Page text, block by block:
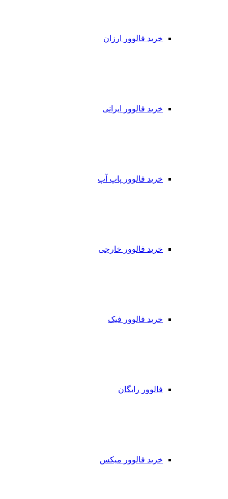
خرید فالوور ارزان
خرید فالوور ایرانی
خرید فالوور پاپ آپ
خرید فالوور خارجی
خرید فالوور فیک
فالوور رایگان
خرید فالوور میکس